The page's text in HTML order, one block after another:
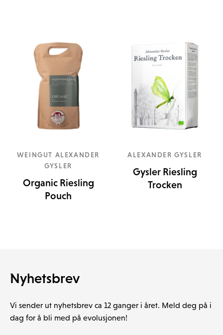
WEINGUT ALEXANDER
GYSLER
Organic Riesling
Pouch
ALEXANDER GYSLER
Gysler Riesling
Trocken
Nyhetsbrev
Vi sender ut nyhetsbrev ca 12 ganger i året. Meld deg på i
dag for å bli med på evolusjonen!